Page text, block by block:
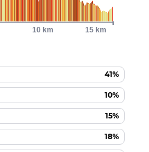
41%
10%
15%
18%
10 km 15 km